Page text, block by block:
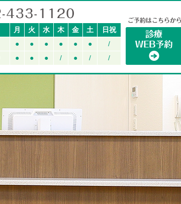
月 火 水 木 金 土
日祝
● ● ● ● ● ●
/
● ● ● / ● / /